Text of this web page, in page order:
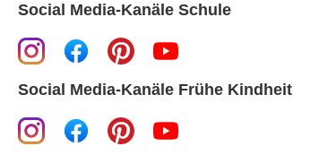
Social Media-Kanäle Schule
Social Media-Kanäle Frühe Kindheit